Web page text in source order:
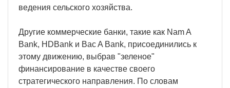
ведения сельского хозяйства.
Другие коммерческие банки, такие как Nam A
Bank, HDBank и Bac A Bank, присоединились к
этому движению, выбрав "зеленое"
финансирование в качестве своего
стратегического направления. По словам